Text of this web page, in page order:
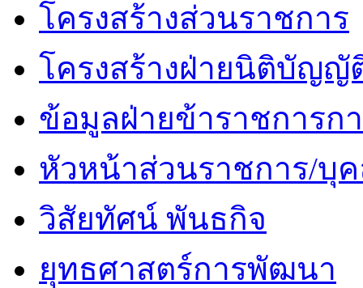
โครงสร้างส่วนราชการ
โครงสร้างฝ่ายนิติบัญญั
ข้อมูลฝ่ายข้าราชการกา
หัวหน้าส่วนราชการ/บุ
วิสัยทัศน์ พันธกิจ
ยุทธศาสตร์การพัฒนา